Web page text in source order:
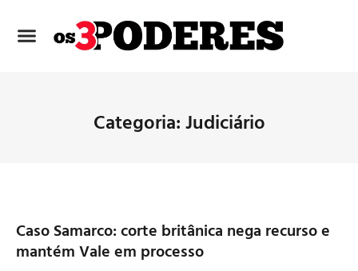
Categoria: Judiciário
Caso Samarco: corte britânica nega recurso e
mantém Vale em processo